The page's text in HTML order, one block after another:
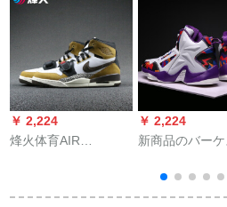
￥ 2,224
烽火体育AIR
AV3922 601 AV3922-
￥ 2,224
新商品のバーケ
プの靴の3烽火
ョージ33の小